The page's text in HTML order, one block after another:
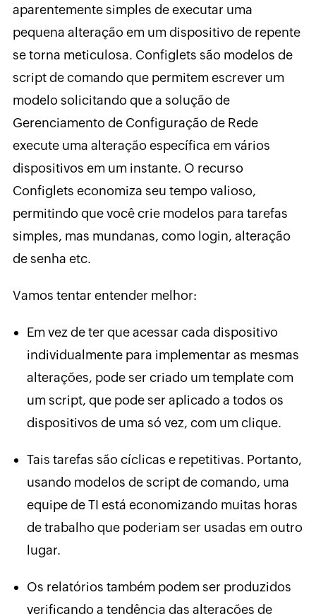
aparentemente simples de executar uma
pequena alteração em um dispositivo de repente
se torna meticulosa. Configlets são modelos de
script de comando que permitem escrever um
modelo solicitando que a solução de
Gerenciamento de Configuração de Rede
execute uma alteração específica em vários
dispositivos em um instante. O recurso
Configlets economiza seu tempo valioso,
permitindo que você crie modelos para tarefas
simples, mas mundanas, como login, alteração
de senha etc.
Vamos tentar entender melhor:
Em vez de ter que acessar cada dispositivo
individualmente para implementar as mesmas
alterações, pode ser criado um template com
um script, que pode ser aplicado a todos os
dispositivos de uma só vez, com um clique.
Tais tarefas são cíclicas e repetitivas. Portanto,
usando modelos de script de comando, uma
equipe de TI está economizando muitas horas
de trabalho que poderiam ser usadas em outro
lugar.
Os relatórios também podem ser produzidos
verificando a tendência das alterações de